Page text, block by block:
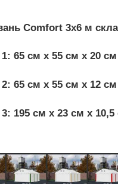
Comfort 3x6 м
65 см х 55 см x 20 см
65 см х 55 см х 12 см
195 см х 23 см х 10,5